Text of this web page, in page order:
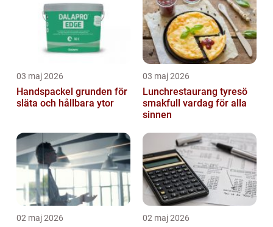
03 maj 2026
Handspackel grunden för
släta och hållbara ytor
03 maj 2026
Lunchrestaurang tyresö
smakfull vardag för alla
sinnen
02 maj 2026 02 maj 2026